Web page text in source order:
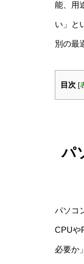
能、用
い」と
別の最
目次 [
パ
パソコ
CPUや
必要か